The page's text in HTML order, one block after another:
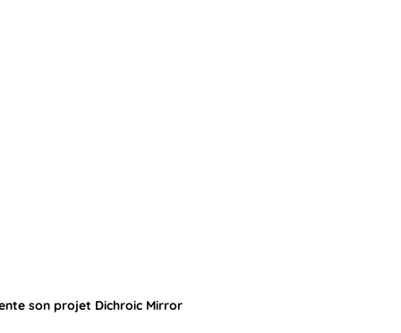
son projet Dichroic Mirror